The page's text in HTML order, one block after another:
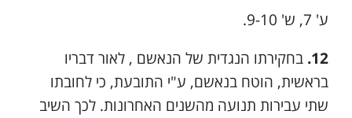
ע' 7, ש' 9-10.
12. בחקירתו הנגדית של הנאשם , לאור דבריו
בראשית, הוטח בנאשם, ע"י התובעת, כי לחובתו
שתי עבירות תנועה מהשנים האחרונות. לכך השיב